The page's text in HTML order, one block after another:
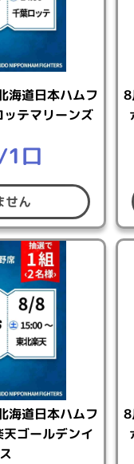
録済みの方
ー情報変更」ボタン
23:59
まります。
い。
携方法は⇒こちら
道日本ハムフ
ッテマリーンズ
口
せん
8
道日本ハムフ
ゴールデンイ
8